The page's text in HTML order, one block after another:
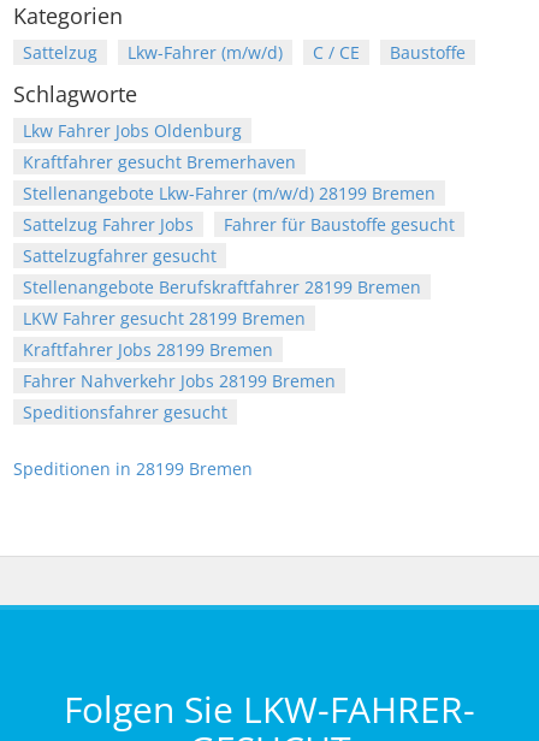
Kategorien
Sattelzug Lkw-Fahrer (m/w/d) C / CE Baustoffe
Schlagworte
Lkw Fahrer Jobs Oldenburg
Kraftfahrer gesucht Bremerhaven
Stellenangebote Lkw-Fahrer (m/w/d) 28199 Bremen
Sattelzug Fahrer Jobs
Fahrer für Baustoffe gesucht
Sattelzugfahrer gesucht
Stellenangebote Berufskraftfahrer 28199 Bremen
LKW Fahrer gesucht 28199 Bremen
Kraftfahrer Jobs 28199 Bremen
Fahrer Nahverkehr Jobs 28199 Bremen
Speditionsfahrer gesucht
Speditionen in 28199 Bremen
Folgen Sie LKW-FAHRER-